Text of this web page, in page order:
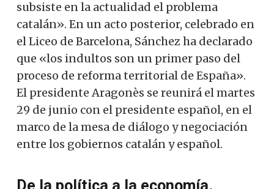
subsiste en la actualidad el problema
catalán». En un acto posterior, celebrado en
el Liceo de Barcelona, ​​Sánchez ha declarado
que «los indultos son un primer paso del
proceso de reforma territorial de España».
El presidente Aragonès se reunirá el martes
29 de junio con el presidente español, en el
marco de la mesa de diálogo y negociación
entre los gobiernos catalán y español.